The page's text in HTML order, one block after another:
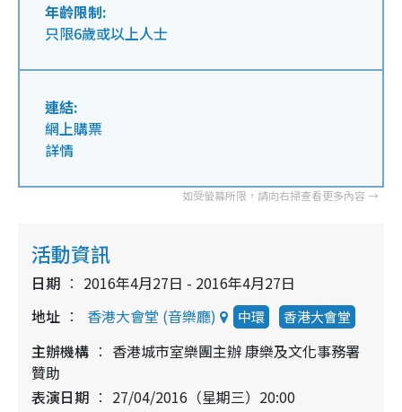
年齡限制:
只限6歲或以上人士
連結:
網上購票
詳情
活動資訊
日期
2016年4月27日 - 2016年4月27日
地址
香港大會堂 (音樂廳) 中環 香港大會堂
主辦機構
香港城市室樂團主辦 康樂及文化事務署
贊助
表演日期
27/04/2016（星期三）20:00